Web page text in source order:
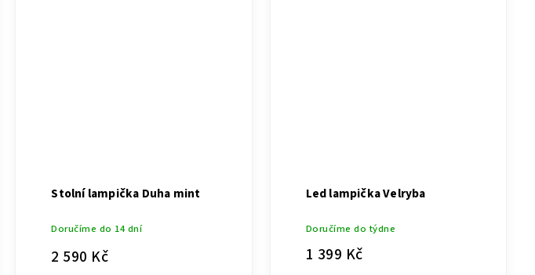
Stolní lampička Duha mint
Doručíme do 14 dní
2 590 Kč
Led lampička Velryba
Doručíme do týdne
1 399 Kč